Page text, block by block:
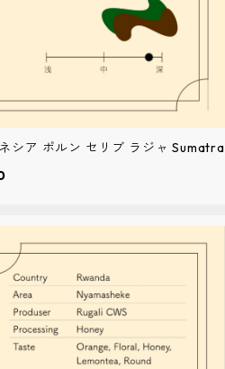
シア ポルン セリブ ラジャ Sumatra